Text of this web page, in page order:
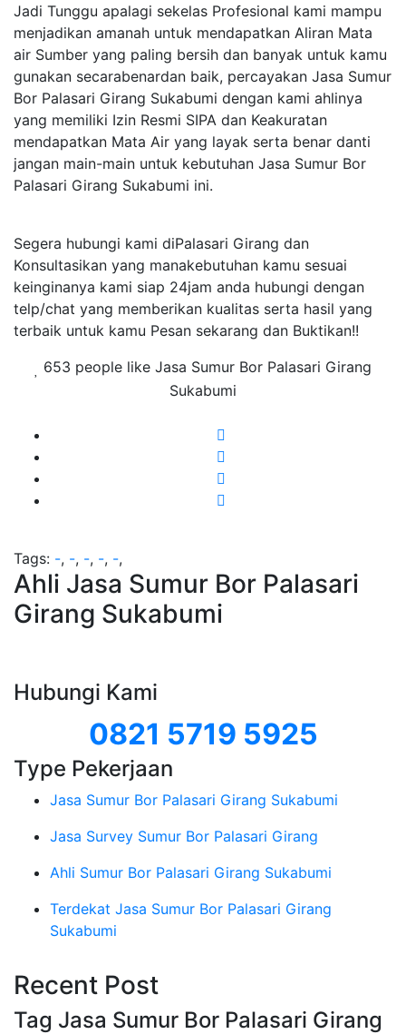
Jadi Tunggu apalagi sekelas Profesional kami mampu
menjadikan amanah untuk mendapatkan Aliran Mata
air Sumber yang paling bersih dan banyak untuk kamu
gunakan secarabenardan baik, percayakan Jasa Sumur
Bor Palasari Girang Sukabumi dengan kami ahlinya
yang memiliki Izin Resmi SIPA dan Keakuratan
mendapatkan Mata Air yang layak serta benar danti
jangan main-main untuk kebutuhan Jasa Sumur Bor
Palasari Girang Sukabumi ini.
Segera hubungi kami diPalasari Girang dan
Konsultasikan yang manakebutuhan kamu sesuai
keinginanya kami siap 24jam anda hubungi dengan
telp/chat yang memberikan kualitas serta hasil yang
terbaik untuk kamu Pesan sekarang dan Buktikan!!
653 people like Jasa Sumur Bor Palasari Girang
Sukabumi
Tags: -, -, -, -, -,
Ahli Jasa Sumur Bor Palasari
Girang Sukabumi
Hubungi Kami
0821 5719 5925
Type Pekerjaan
Jasa Sumur Bor Palasari Girang Sukabumi
Jasa Survey Sumur Bor Palasari Girang
Ahli Sumur Bor Palasari Girang Sukabumi
Terdekat Jasa Sumur Bor Palasari Girang
Sukabumi
Recent Post
Tag Jasa Sumur Bor Palasari Girang